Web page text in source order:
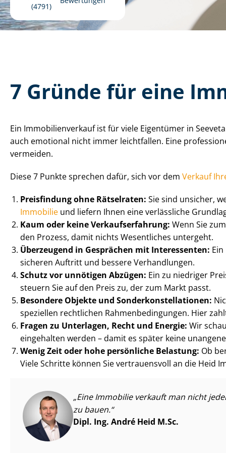
4791
7 Gründe für eine
Ein Im­mo­bi­li­en­ver­kauf ist für viele Eigentümer in
auch emotional nicht immer leichtfallen. Eine
vermeiden.
Diese 7 Punkte sprechen dafür, sich vor dem Verkauf
Preisfindung ohne Rätselraten: Sie sind unsicher,
Immobilie und liefern Ihnen eine verlässliche
Kaum oder keine Ver­kaufs­er­fah­rung: Wenn Sie
den Prozess, damit nichts Wesentliches untergeht.
Überzeugend in Gesprächen mit Interessenten:
sicheren Auftritt und bessere Verhandlungen.
Schutz vor unnötigen Abzügen: Ein zu niedriger
steuern Sie auf den Preis zu, der zum Markt passt.
Besondere Objekte und Son­der­kon­stel­la­tio­nen:
speziellen rechtlichen Rah­men­be­din­gun­gen. Hier
Fragen zu Unterlagen, Recht und Energie: Wir
eingehalten werden – damit es später keine
Wenig Zeit oder hohe persönliche Belastung: Ob
Viele Schritte können Sie vertrauensvoll an die Heid
Eine Immobilie verkauft man nicht
zu bauen.
Dipl. Ing. André Heid M.Sc.